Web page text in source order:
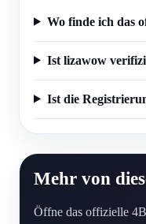
Wo finde ich das
Ist lizawow
Ist die
Mehr von
Öffne das offizielle